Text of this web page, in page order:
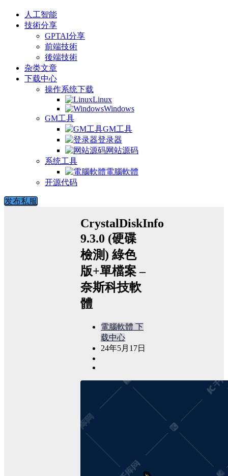
人工智能
技術分享
GPTAI分享
前端技術
後端技術
杂类文章
下载中心
操作系统下载
Linux
Windows
GM工具
GM工具
登录器
网站源码
系统工具
電腦軟體
开源代码
发布私服
CrystalDiskInfo
9.3.0 (硬碟
檢測) 綠色
版+單檔案 –
奈斯科技軟
體
電腦軟體 下
载中心
24年5月17日